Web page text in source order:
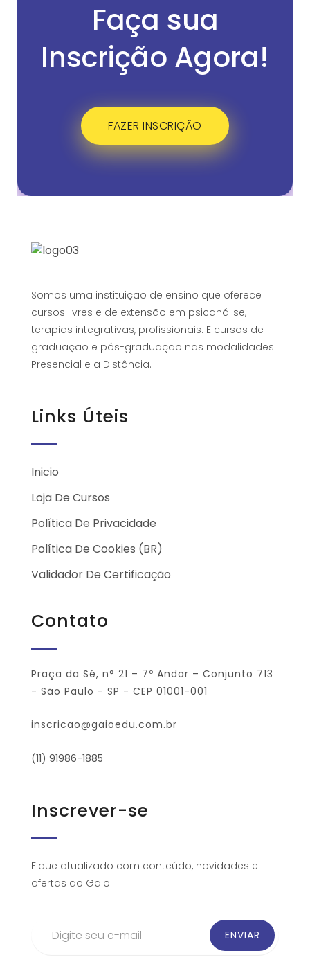
Faça sua
Inscrição Agora!
FAZER INSCRIÇÃO
Somos uma instituição de ensino que oferece
cursos livres e de extensão em psicanálise,
terapias integrativas, profissionais. E cursos de
graduação e pós-graduação nas modalidades
Presencial e a Distância.
Links Úteis
Inicio
Loja De Cursos
Política De Privacidade
Política De Cookies (BR)
Validador De Certificação
Contato
Praça da Sé, n° 21 – 7º Andar – Conjunto 713
- São Paulo - SP - CEP 01001-001
inscricao@gaioedu.com.br
(11) 91986-1885
Inscrever-se
Fique atualizado com conteúdo, novidades e
ofertas do Gaio.